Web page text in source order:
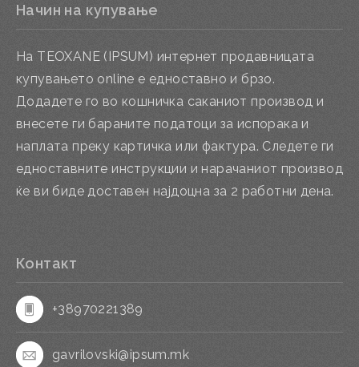
Начин на купување
На TEOXANE (IPSUM) интернет продавницата
купувањето online е едноставно и брзо.
Додадете го во кошничка саканиот производ и
внесете ги бараните податоци за испорака и
наплата преку картичка или фактура. Следете ги
едноставните инструкции и нарачаниот производ
ќе ви биде доставен најдоцна за 2 работни дена.
Контакт
+38970221389
gavrilovski@ipsum.mk